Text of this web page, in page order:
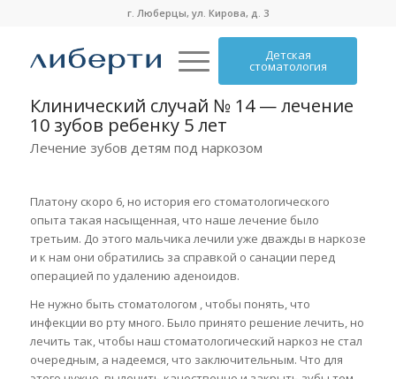
г. Люберцы, ул. Кирова, д. 3
Детская
стоматология
Клинический случай № 14 — лечение
10 зубов ребенку 5 лет
Лечение зубов детям под наркозом
Платону скоро 6, но история его стоматологического
опыта такая насыщенная, что наше лечение было
третьим. До этого мальчика лечили уже дважды в наркозе
и к нам они обратились за справкой о санации перед
операцией по удалению аденоидов.
Не нужно быть стоматологом , чтобы понять, что
инфекции во рту много. Было принято решение лечить, но
лечить так, чтобы наш стоматологический наркоз не стал
очередным, а надеемся, что заключительным. Что для